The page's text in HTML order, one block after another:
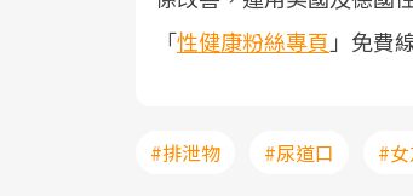
「性健康粉絲專頁 」免費
#排泄物 #尿道口 #